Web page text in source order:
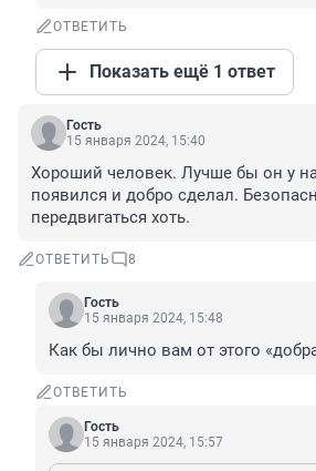
ОТВЕТИТЬ
Показать ещё 1 ответ
Гость
15 января 2024, 15:40
Хороший человек. Лучше бы он у
появился и добро сделал.
передвигаться хоть.
ОТВЕТИТЬ 8
Гость
15 января 2024, 15:48
Как бы лично вам от этого
ОТВЕТИТЬ
Гость
15 января 2024, 15:57